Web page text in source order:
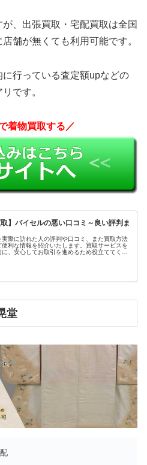
、出張買取・宅配買取は全国
舗が無くても利用可能です。
行っている査定額upなどの
です。
着物買取する／
取】バイセルの悪い口コミ～良い評判ま
実際に訪れた人の評判や口コミ、また買取方法
便利な情報を紹介いたします。買取サービスを
、安心してお取引を進めるため役立ててくだ
堂